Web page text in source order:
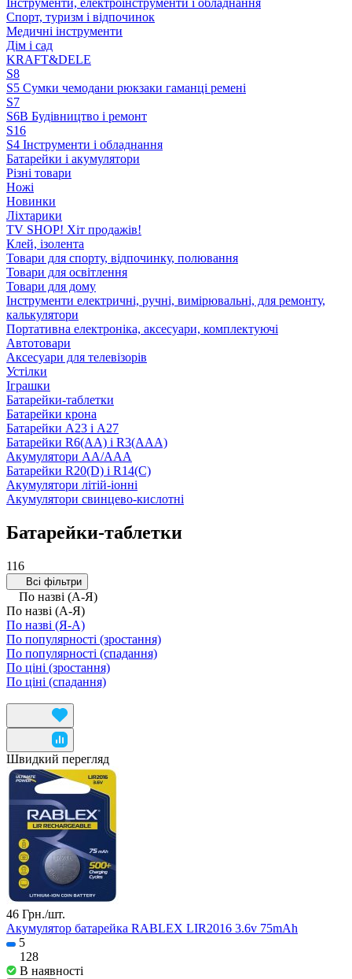
Інструменти, електроінструменти і обладнання
Спорт, туризм і відпочинок
Медичні інструменти
Дім і сад
KRAFT&DELE
S8
S5 Сумки чемодани рюкзаки гаманці ремені
S7
S6B Будівництво і ремонт
S16
S4 Інструменти і обладнання
Батарейки і акумулятори
Різні товари
Ножі
Новинки
Ліхтарики
TV SHOP! Хіт продажів!
Клей, ізолента
Товари для спорту, відпочинку, полювання
Товари для освітлення
Товари для дому
Інструменти електричні, ручні, вимірювальні, для ремонту,
калькулятори
Портативна електроніка, аксесуари, комплектуючі
Автотовари
Аксесуари для телевізорів
Устілки
Іграшки
Батарейки-таблетки
Батарейки крона
Батарейки А23 і А27
Батарейки R6(AA) і R3(AAA)
Акумулятори AA/AAA
Батарейки R20(D) і R14(C)
Акумулятори літій-іонні
Акумулятори свинцево-кислотні
Батарейки-таблетки
116
Всі фільтри
По назві (А-Я)
По назві (А-Я)
По назві (Я-А)
По популярності (зростання)
По популярності (спадання)
По ціні (зростання)
По ціні (спадання)
Швидкий перегляд
46 Грн./шт.
Акумулятор батарейка RABLEX LIR2016 3.6v 75mAh
5
128
В наявності